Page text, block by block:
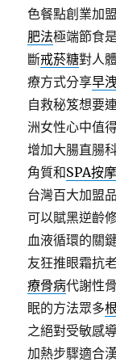
色餐點創業加
肥法極端節食
斷戒菸糖對人
療方式分享早
自救秘笈想要
洲女性心中值
增加大腸直腸
角質和SPA按
台灣百大加盟
可以賦黑逆齡
血液循環的關
友狂推眼霜抗
療骨病代謝性
眠的方法眾多
之絕對受敏感
加熱步驟適合